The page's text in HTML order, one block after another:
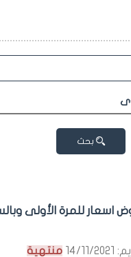
بحث
اسعار للمرة الأولى
منتهية